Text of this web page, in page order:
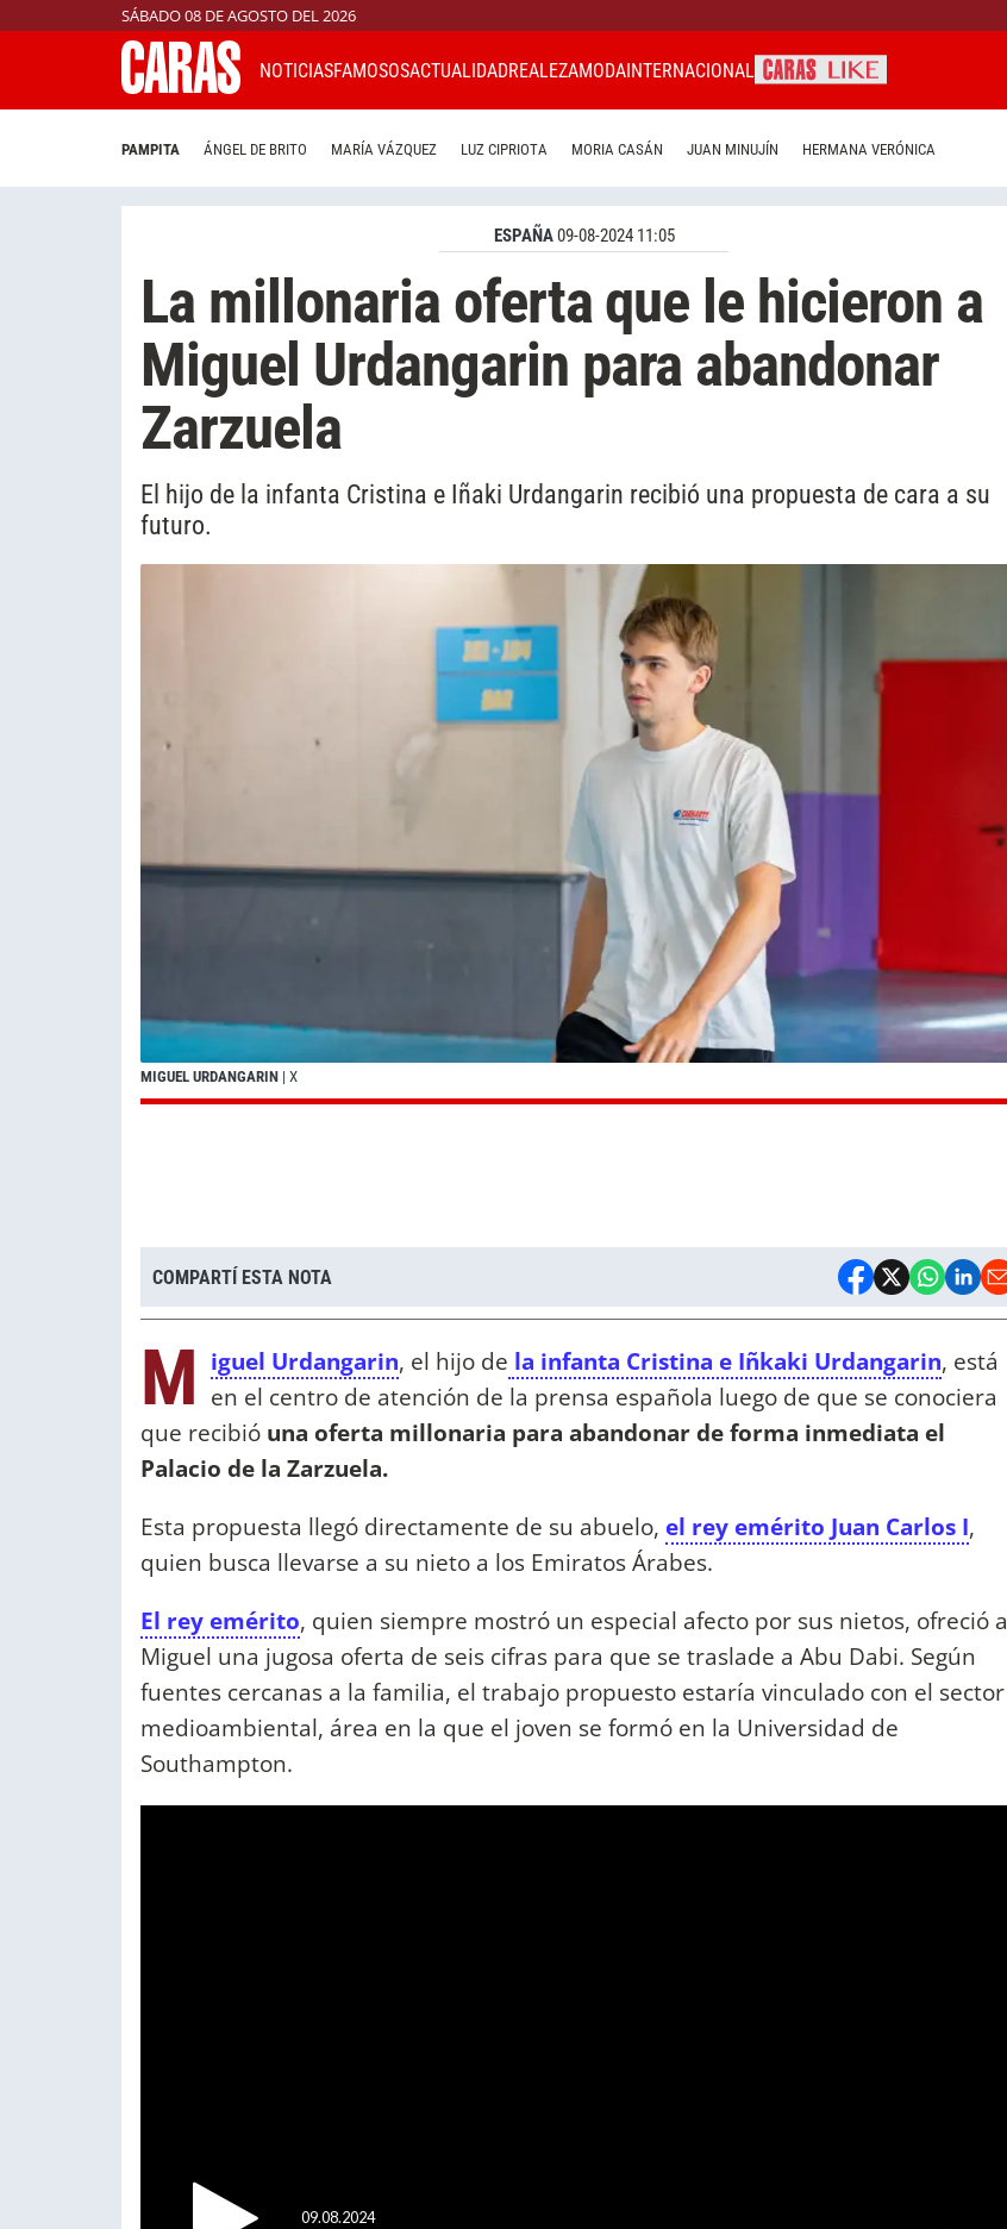
SÁBADO 08 DE AGOSTO DEL 2026
NOTICIASFAMOSOSACTUALIDADREALEZAMODAINTERNACIONAL
PAMPITA ÁNGEL DE BRITO MARÍA VÁZQUEZ LUZ CIPRIOTA MORIA CASÁN JUAN MINUJÍN HERMANA VERÓNICA
ESPAÑA09-08-2024 11:05
La millonaria oferta que le hicieron a
Miguel Urdangarin para abandonar
Zarzuela
El hijo de la infanta Cristina e Iñaki Urdangarin recibió una propuesta de cara a su
futuro.
MIGUEL URDANGARIN | X
COMPARTÍ ESTA NOTA
M iguel Urdangarin, el hijo de la infanta Cristina e Iñkaki Urdangarin, está
en el centro de atención de la prensa española luego de que se conociera
que recibió una oferta millonaria para abandonar de forma inmediata el
Palacio de la Zarzuela.
Esta propuesta llegó directamente de su abuelo, el rey emérito Juan Carlos I,
quien busca llevarse a su nieto a los Emiratos Árabes.
El rey emérito, quien siempre mostró un especial afecto por sus nietos, ofreció a
Miguel una jugosa oferta de seis cifras para que se traslade a Abu Dabi. Según
fuentes cercanas a la familia, el trabajo propuesto estaría vinculado con el sector
medioambiental, área en la que el joven se formó en la Universidad de
Southampton.